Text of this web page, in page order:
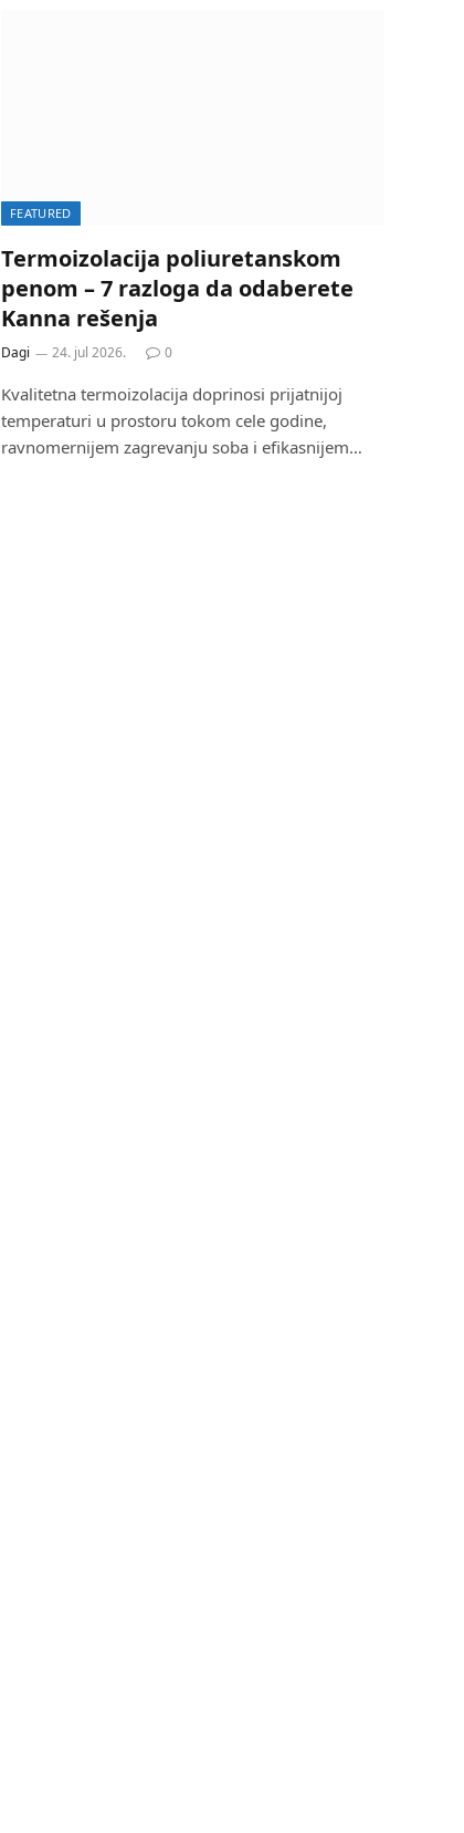
FEATURED
Termoizolacija poliuretanskom
penom – 7 razloga da odaberete
Kanna rešenja
Dagi 24. jul 2026. 0
Kvalitetna termoizolacija doprinosi prijatnijoj
temperaturi u prostoru tokom cele godine,
ravnomernijem zagrevanju soba i efikasnijem…